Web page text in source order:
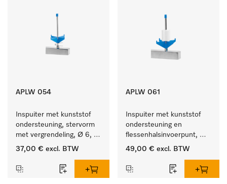
APLW 054
Inspuiter met kunststof
ondersteuning, stervorm
met vergrendeling, Ø 6,
lengte 135 mm.
37,00 € excl. BTW
APLW 061
Inspuiter met kunststof
ondersteuning en
flessenhalsinvoerpunt,
ster, Ø 6, lengte 115 mm.
49,00 € excl. BTW